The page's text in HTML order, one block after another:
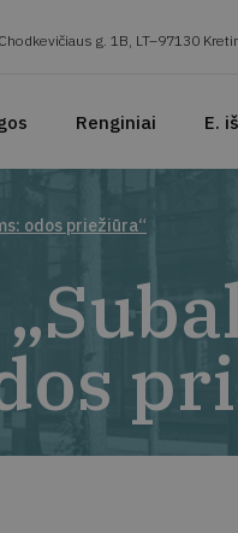
g. 1B, LT–97130
Renginiai E.
odos priežiūra“